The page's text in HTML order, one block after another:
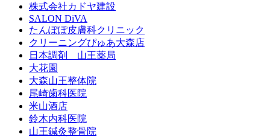
株式会社カドヤ建設
SALON DiVA
たんぽぽ皮膚科クリニック
クリーニングぴゅあ大森店
日本調剤 山王薬局
大花園
大森山王整体院
尾崎歯科医院
米山酒店
鈴木内科医院
山王鍼灸整骨院